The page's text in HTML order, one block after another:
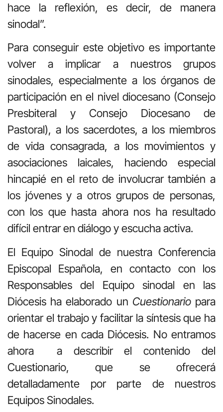
hace la reflexión, es decir, de manera
sinodal”.
Para conseguir este objetivo es importante
volver a implicar a nuestros grupos
sinodales, especialmente a los órganos de
participación en el nivel diocesano (Consejo
Presbiteral y Consejo Diocesano de
Pastoral), a los sacerdotes, a los miembros
de vida consagrada, a los movimientos y
asociaciones laicales, haciendo especial
hincapié en el reto de involucrar también a
los jóvenes y a otros grupos de personas,
con los que hasta ahora nos ha resultado
difícil entrar en diálogo y escucha activa.
El Equipo Sinodal de nuestra Conferencia
Episcopal Española, en contacto con los
Responsables del Equipo sinodal en las
Diócesis ha elaborado un Cuestionariopara
orientar el trabajo y facilitar la síntesis que ha
de hacerse en cada Diócesis. No entramos
ahora a describir el contenido del
Cuestionario, que se ofrecerá
detalladamente por parte de nuestros
Equipos Sinodales.